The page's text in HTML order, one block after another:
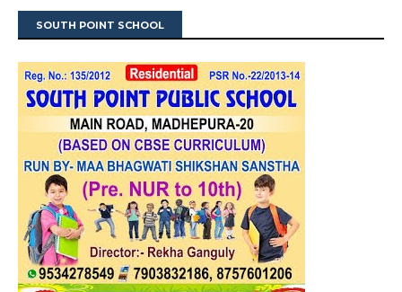
SOUTH POINT SCHOOL